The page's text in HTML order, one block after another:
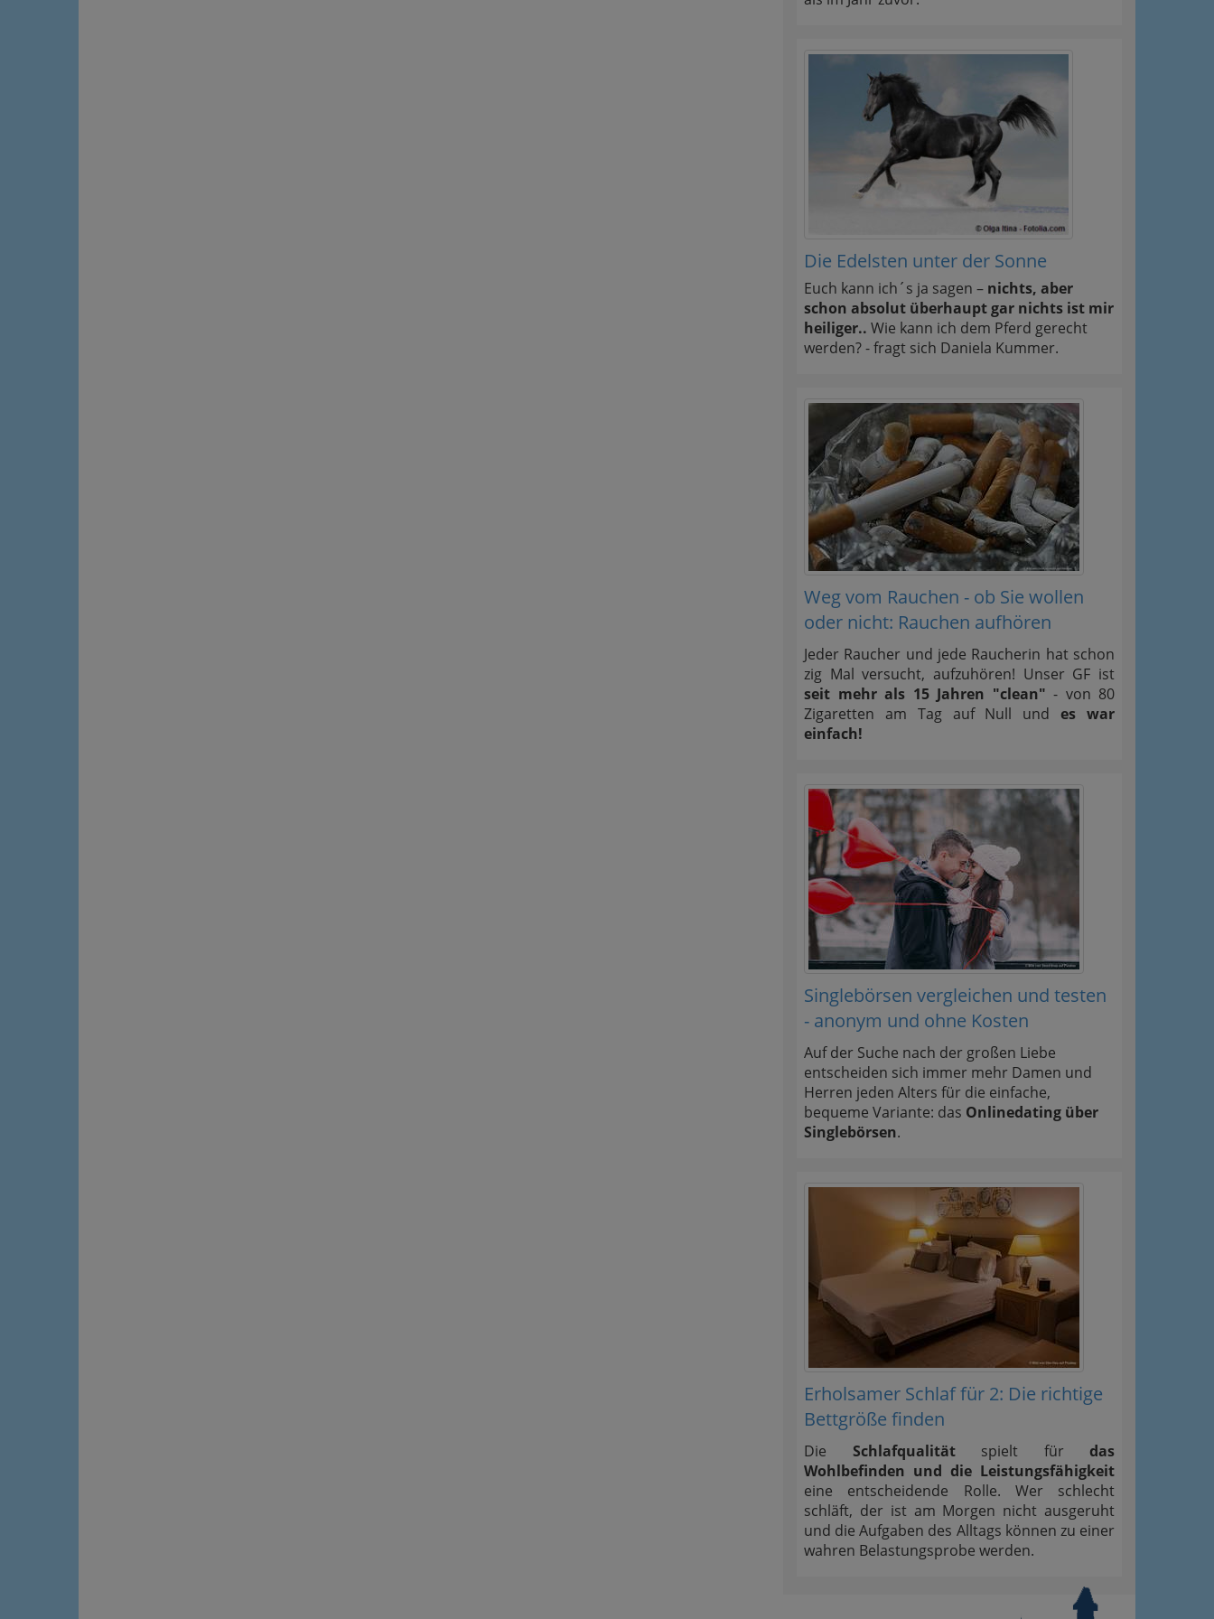
Die Edelsten unter der Sonne
Euch kann ich´s ja sagen – nichts, aber
schon absolut überhaupt gar nichts ist mir
heiliger.. Wie kann ich dem Pferd gerecht
werden? - fragt sich Daniela Kummer.
Weg vom Rauchen - ob Sie wollen
oder nicht: Rauchen aufhören
Jeder Raucher und jede Raucherin hat schon
zig Mal versucht, aufzuhören! Unser GF ist
seit mehr als 15 Jahren "clean" - von 80
Zigaretten am Tag auf Null undes war
einfach!
Singlebörsen vergleichen und testen
- anonym und ohne Kosten
Auf der Suche nach der großen Liebe
entscheiden sich immer mehr Damen und
Herren jeden Alters für die einfache,
bequeme Variante: das Onlinedating über
Singlebörsen.
Erholsamer Schlaf für 2: Die richtige
Bettgröße finden
Die Schlafqualitätspielt für das
Wohlbefinden und die Leistungsfähigkeit
eine entscheidende Rolle. Wer schlecht
schläft, der ist am Morgen nicht ausgeruht
und die Aufgaben des Alltags können zu einer
wahren Belastungsprobe werden.